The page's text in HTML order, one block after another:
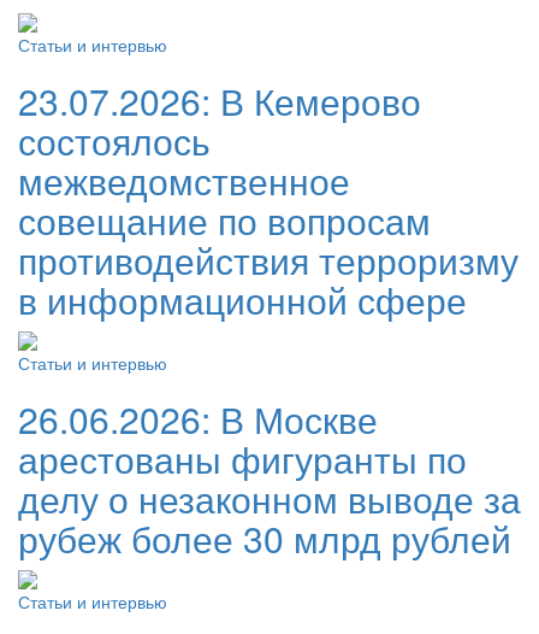
Статьи и интервью
23.07.2026: В Кемерово
состоялось
межведомственное
совещание по вопросам
противодействия терроризму
в информационной сфере
Статьи и интервью
26.06.2026: В Москве
арестованы фигуранты по
делу о незаконном выводе за
рубеж более 30 млрд рублей
Статьи и интервью